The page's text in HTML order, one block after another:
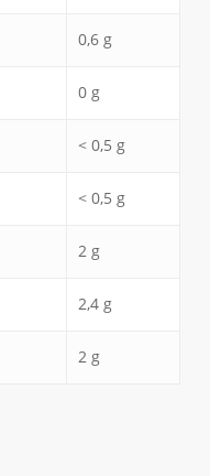
0,6 g
0 g
< 0,5 g
< 0,5 g
2 g
2,4 g
2 g